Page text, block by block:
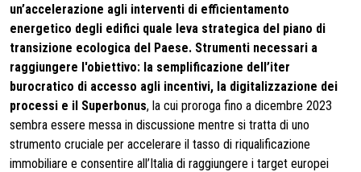
un’accelerazione agli interventi di efficientamento
energetico degli edifici quale leva strategica del piano di
transizione ecologica del Paese. Strumenti necessari a
raggiungere l'obiettivo: la semplificazione dell’iter
burocratico di accesso agli incentivi, la digitalizzazione dei
processi e il Superbonus, la cui proroga fino a dicembre 2023
sembra essere messa in discussione mentre si tratta di uno
strumento cruciale per accelerare il tasso di riqualificazione
immobiliare e consentire all’Italia di raggiungere i target europei